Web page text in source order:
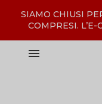
SIAMO CHIUSI
COMPRESI.
